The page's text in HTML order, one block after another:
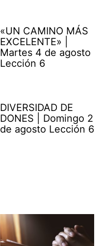
«UN CAMINO MÁS
EXCELENTE» |
Martes 4 de agosto
Lección 6
DIVERSIDAD DE
DONES | Domingo 2
de agosto Lección 6